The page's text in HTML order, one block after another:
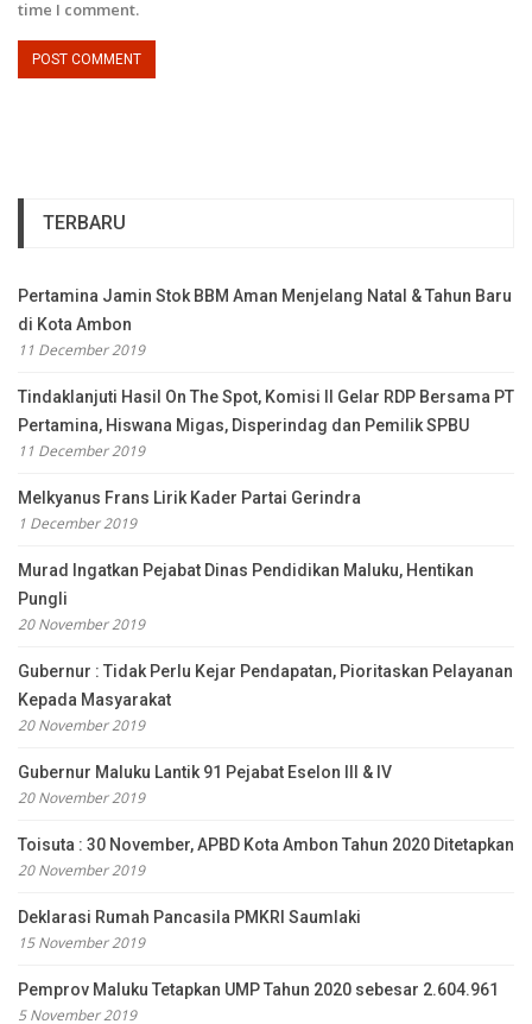
time I comment.
TERBARU
Pertamina Jamin Stok BBM Aman Menjelang Natal & Tahun Baru
di Kota Ambon
11 December 2019
Tindaklanjuti Hasil On The Spot, Komisi II Gelar RDP Bersama PT
Pertamina, Hiswana Migas, Disperindag dan Pemilik SPBU
11 December 2019
Melkyanus Frans Lirik Kader Partai Gerindra
1 December 2019
Murad Ingatkan Pejabat Dinas Pendidikan Maluku, Hentikan
Pungli
20 November 2019
Gubernur : Tidak Perlu Kejar Pendapatan, Pioritaskan Pelayanan
Kepada Masyarakat
20 November 2019
Gubernur Maluku Lantik 91 Pejabat Eselon III & IV
20 November 2019
Toisuta : 30 November, APBD Kota Ambon Tahun 2020 Ditetapkan
20 November 2019
Deklarasi Rumah Pancasila PMKRI Saumlaki
15 November 2019
Pemprov Maluku Tetapkan UMP Tahun 2020 sebesar 2.604.961
5 November 2019